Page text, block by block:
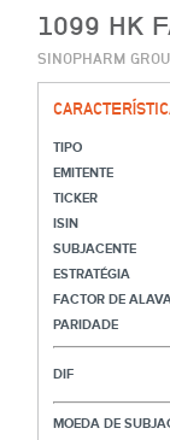
1099 HK
SINOPHARM
TIPO
EMITENTE
TICKER
ISIN
SUBJACENTE
ESTRATÉGIA
FACTOR DE
PARIDADE
DIF
MOEDA DE